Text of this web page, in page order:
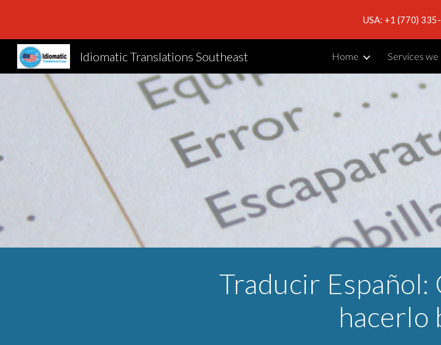
USA: +1 (770)
Idiomatic Translations Southeast Home Services
Traducir Español:
hacerlo